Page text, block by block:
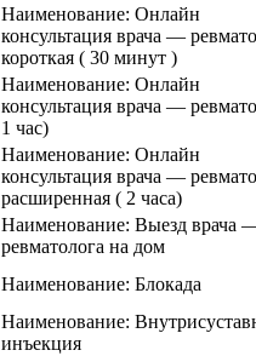
Наименование: Онлайн
консультация врача —
короткая ( 30 минут )
Наименование: Онлайн
консультация врача —
1 час)
Наименование: Онлайн
консультация врача —
расширенная ( 2 часа)
Наименование: Выезд врача
ревматолога на дом
Наименование: Блокада
Наименование:
инъекция